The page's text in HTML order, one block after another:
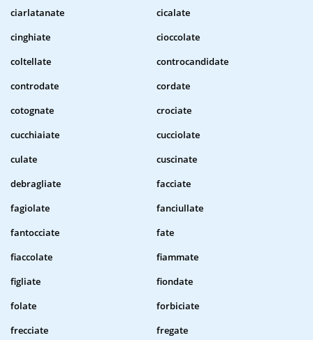
ciarlatanate
cicalate
cinghiate
cioccolate
coltellate
controcandidate
controdate
cordate
cotognate
crociate
cucchiaiate
cucciolate
culate
cuscinate
debragliate
facciate
fagiolate
fanciullate
fantocciate
fate
fiaccolate
fiammate
figliate
fiondate
folate
forbiciate
frecciate
fregate